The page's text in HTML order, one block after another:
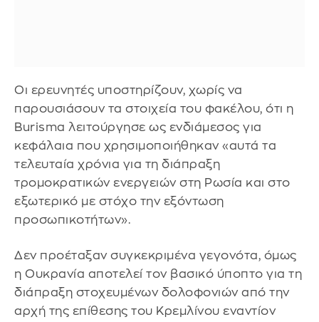
Οι ερευνητές υποστηρίζουν, χωρίς να
παρουσιάσουν τα στοιχεία του φακέλου, ότι η
Burisma λειτούργησε ως ενδιάμεσος για
κεφάλαια που χρησιμοποιήθηκαν «αυτά τα
τελευταία χρόνια για τη διάπραξη
τρομοκρατικών ενεργειών στη Ρωσία και στο
εξωτερικό με στόχο την εξόντωση
προσωπικοτήτων».
Δεν προέταξαν συγκεκριμένα γεγονότα, όμως
η Ουκρανία αποτελεί τον βασικό ύποπτο για τη
διάπραξη στοχευμένων δολοφονιών από την
αρχή της επίθεσης του Κρεμλίνου εναντίον